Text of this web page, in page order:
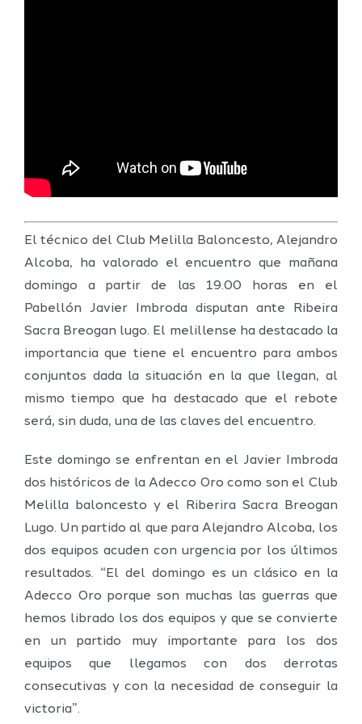
El técnico del Club Melilla Baloncesto, Alejandro
Alcoba, ha valorado el encuentro que mañana
domingo a partir de las 19.00 horas en el
Pabellón Javier Imbroda disputan ante Ribeira
Sacra Breogan lugo. El melillense ha destacado la
importancia que tiene el encuentro para ambos
conjuntos dada la situación en la que llegan, al
mismo tiempo que ha destacado que el rebote
será, sin duda, una de las claves del encuentro.
Este domingo se enfrentan en el Javier Imbroda
dos históricos de la Adecco Oro como son el Club
Melilla baloncesto y el Riberira Sacra Breogan
Lugo. Un partido al que para Alejandro Alcoba, los
dos equipos acuden con urgencia por los últimos
resultados. “El del domingo es un clásico en la
Adecco Oro porque son muchas las guerras que
hemos librado los dos equipos y que se convierte
en un partido muy importante para los dos
equipos que llegamos con dos derrotas
consecutivas y con la necesidad de conseguir la
victoria”.